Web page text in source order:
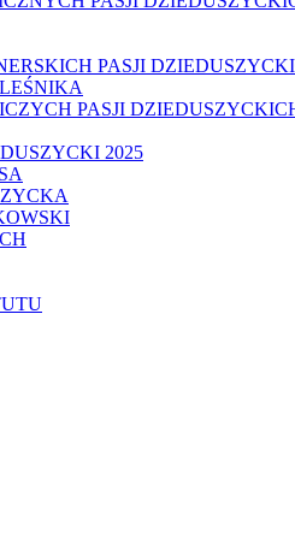
PASJI
PASJI
2025